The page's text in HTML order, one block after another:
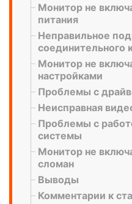
Монитор не
питания
Неправильное
соединительного
Монитор не
настройками
Проблемы с
Неисправная
Проблемы с
системы
Монитор не
сломан
Выводы
Комментарии к